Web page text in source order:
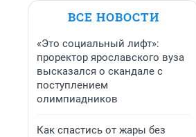
ВСЕ НОВОСТИ
«Это социальный лифт»:
проректор ярославского вуза
высказался о скандале с
поступлением
олимпиадников
Как спастись от жары без